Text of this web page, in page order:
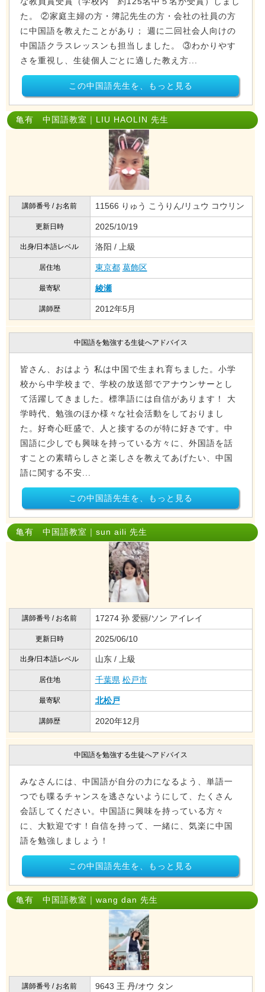
た。 ②家庭主婦の方・簿記先生の方・会社の社員の方
に中国語を教えたことがあり； 週に二回社会人向けの
中国語クラスレッスンも担当しました。 ③わかりやす
さを重視し、生徒個人ごとに適した教え方...
この中国語先生を、もっと見る
亀有 中国語教室｜LIU HAOLIN 先生
講師番号 / お名前 11566 りゅう こうりん/リュウ コウリン
更新日時 2025/10/19
出身/日本語レベル 洛阳 / 上級
居住地 東京都 葛飾区
最寄駅 綾瀬
講師歴 2012年5月
中国語を勉強する生徒へアドバイス
皆さん、おはよう 私は中国で生まれ育ちました。小学
校から中学校まで、学校の放送部でアナウンサーとし
て活躍してきました。標準語には自信があります！ 大
学時代、勉強のほか様々な社会活動をしておりまし
た。好奇心旺盛で、人と接するのが特に好きです。中
国語に少しでも興味を持っている方々に、外国語を話
すことの素晴らしさと楽しさを教えてあげたい、中国
語に関する不安...
この中国語先生を、もっと見る
亀有 中国語教室｜sun aili 先生
講師番号 / お名前 17274 孙 爱丽/ソン アイレイ
更新日時 2025/06/10
出身/日本語レベル 山东 / 上級
居住地 千葉県 松戸市
最寄駅 北松戸
講師歴 2020年12月
中国語を勉強する生徒へアドバイス
みなさんには、中国語が自分の力になるよう、単語一
つでも喋るチャンスを逃さないようにして、たくさん
会話してください。中国語に興味を持っている方々
に、大歓迎です！自信を持って、一緒に、気楽に中国
語を勉強しましょう！
この中国語先生を、もっと見る
亀有 中国語教室｜wang dan 先生
講師番号 / お名前 9643 王 丹/オウ タン